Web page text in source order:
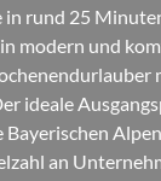
in rund 25
modern und
ideale
Bayerischen
an